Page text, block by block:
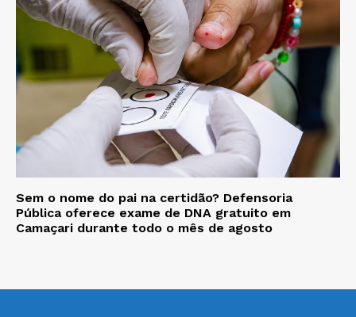
Sem o nome do pai na certidão? Defensoria
Pública oferece exame de DNA gratuito em
Camaçari durante todo o mês de agosto